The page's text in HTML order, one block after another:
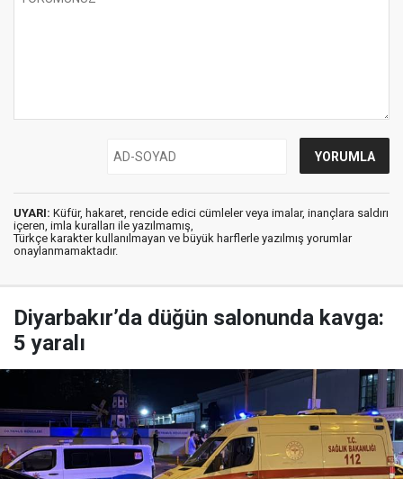
UYARI: Küfür, hakaret, rencide edici cümleler veya imalar, inançlara saldırı
içeren, imla kuralları ile yazılmamış,
Türkçe karakter kullanılmayan ve büyük harflerle yazılmış yorumlar
onaylanmamaktadır.
Diyarbakır’da düğün salonunda kavga:
5 yaralı